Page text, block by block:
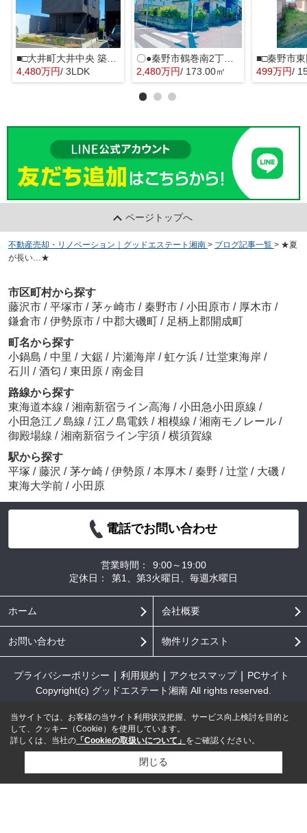
■□大井町大井中央 築後未入居戸建■□
4,480万円/ 3LDK
〇●秦野市鶴巻南2丁目 売地●〇
2,480万円/ 173.00㎡
■□秦野市
499万円/
ページトップへ
不動産売却・リノベーション｜グッドエステート湘南 > ブログ記事一覧 > ★夏
が長い…★
市区町村から探す
藤沢市 / 平塚市 / 茅ヶ崎市 / 秦野市 / 小田原市 / 厚木市 /
鎌倉市 / 伊勢原市 / 中郡大磯町 / 足柄上郡開成町
町名から探す
小鍋島 / 中里 / 大鋸 / 片瀬海岸 / 虹ケ浜 / 辻堂東海岸 /
石川 / 酒匂 / 東田原 / 南金目
路線から探す
東海道本線 / 湘南新宿ライン高海 / 小田急小田原線 /
小田急江ノ島線 / 江ノ島電鉄 / 相模線 / 湘南モノレール /
御殿場線 / 湘南新宿ライン宇須 / 横須賀線
駅から探す
平塚 / 藤沢 / 茅ケ崎 / 伊勢原 / 本厚木 / 秦野 / 辻堂 / 大磯 /
東海大学前 / 小田原
電話でお問い合わせ
営業時間：
9:00～19:00
定休日：
第1、第3火曜日、毎週水曜日
ホーム 会社概要
お問い合わせ 物件リクエスト
プライバシーポリシー 利用規約 アクセスマップ
PCサイト
Copyright(c) グッドエステート湘南 All rights reserved.
当サイトでは、お客様の当サイト利用状況把握、サービス向上検討を目的と
して、クッキー（Cookie）を使用しています。
詳しくは、当社の 「Cookieの取扱いについて」 をご確認ください。
閉じる